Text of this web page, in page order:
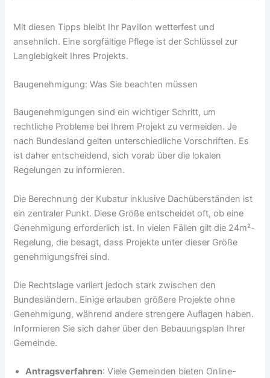
Mit diesen Tipps bleibt Ihr Pavillon wetterfest und
ansehnlich. Eine sorgfältige Pflege ist der Schlüssel zur
Langlebigkeit Ihres Projekts.
Baugenehmigung: Was Sie beachten müssen
Baugenehmigungen sind ein wichtiger Schritt, um
rechtliche Probleme bei Ihrem Projekt zu vermeiden. Je
nach Bundesland gelten unterschiedliche Vorschriften. Es
ist daher entscheidend, sich vorab über die lokalen
Regelungen zu informieren.
Die Berechnung der Kubatur inklusive Dachüberständen ist
ein zentraler Punkt. Diese Größe entscheidet oft, ob eine
Genehmigung erforderlich ist. In vielen Fällen gilt die 24m²-
Regelung, die besagt, dass Projekte unter dieser Größe
genehmigungsfrei sind.
Die Rechtslage variiert jedoch stark zwischen den
Bundesländern. Einige erlauben größere Projekte ohne
Genehmigung, während andere strengere Auflagen haben.
Informieren Sie sich daher über den Bebauungsplan Ihrer
Gemeinde.
Antragsverfahren: Viele Gemeinden bieten Online-